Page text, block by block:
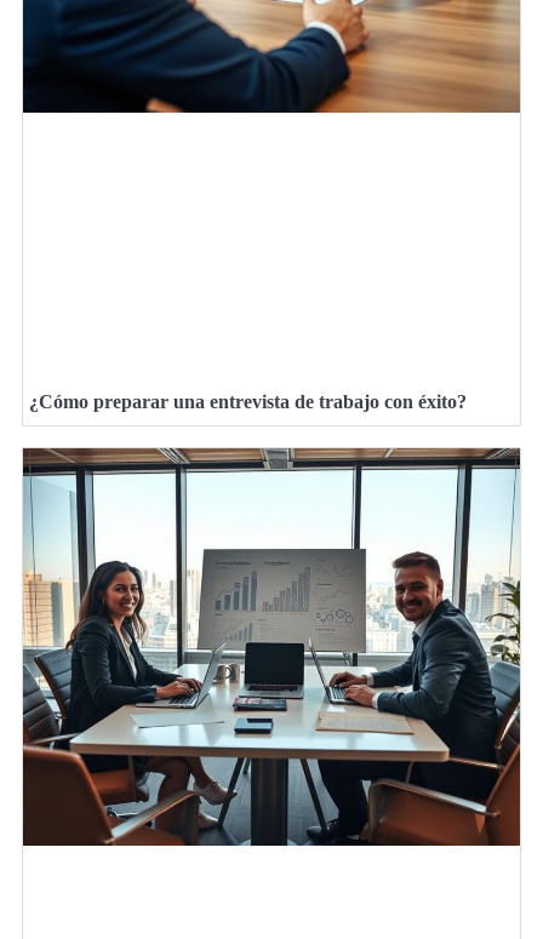
¿Cómo preparar una entrevista de trabajo con éxito?